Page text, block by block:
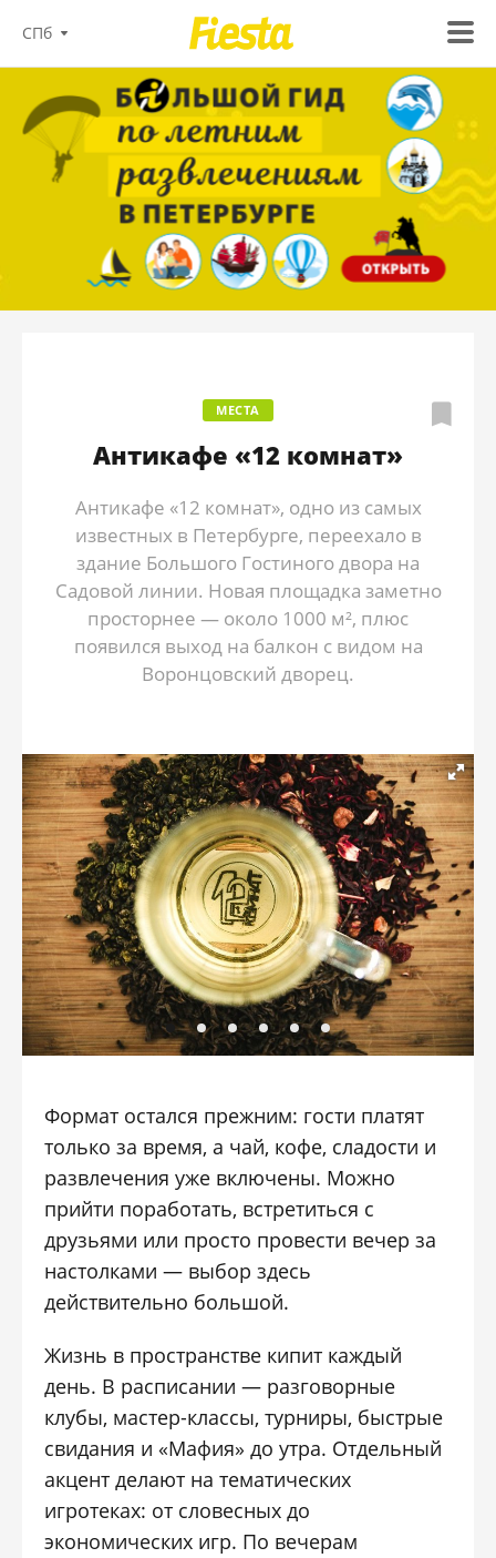
СПб
МЕСТА
Антикафе «12 комнат»
Антикафе «12 комнат», одно из самых
известных в Петербурге, переехало в
здание Большого Гостиного двора на
Садовой линии. Новая площадка заметно
просторнее — около 1000 м², плюс
появился выход на балкон с видом на
Воронцовский дворец.
Формат остался прежним: гости платят
только за время, а чай, кофе, сладости и
развлечения уже включены. Можно
прийти поработать, встретиться с
друзьями или просто провести вечер за
настолками — выбор здесь
действительно большой.
Жизнь в пространстве кипит каждый
день. В расписании — разговорные
клубы, мастер-классы, турниры, быстрые
свидания и «Мафия» до утра. Отдельный
акцент делают на тематических
игротеках: от словесных до
экономических игр. По вечерам